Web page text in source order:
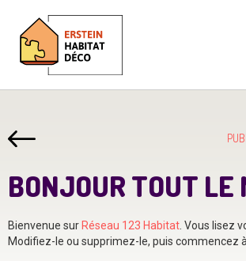
BONJOUR TOUT LE
Bienvenue sur Réseau 123 Habitat . Vous lisez
Modifiez-le ou supprimez-le, puis commencez